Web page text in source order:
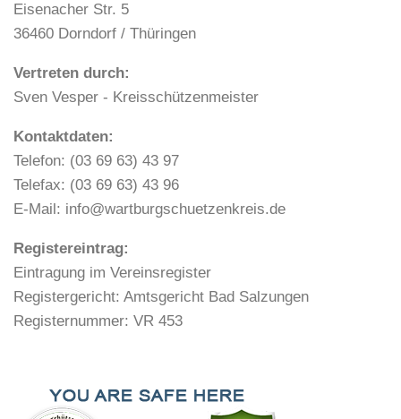
Eisenacher Str. 5
36460 Dorndorf / Thüringen
Vertreten durch:
Sven Vesper - Kreisschützenmeister
Kontaktdaten:
Telefon: (03 69 63) 43 97
Telefax: (03 69 63) 43 96
E-Mail: info@wartburgschuetzenkreis.de
Registereintrag:
Eintragung im Vereinsregister
Registergericht: Amtsgericht Bad Salzungen
Registernummer: VR 453